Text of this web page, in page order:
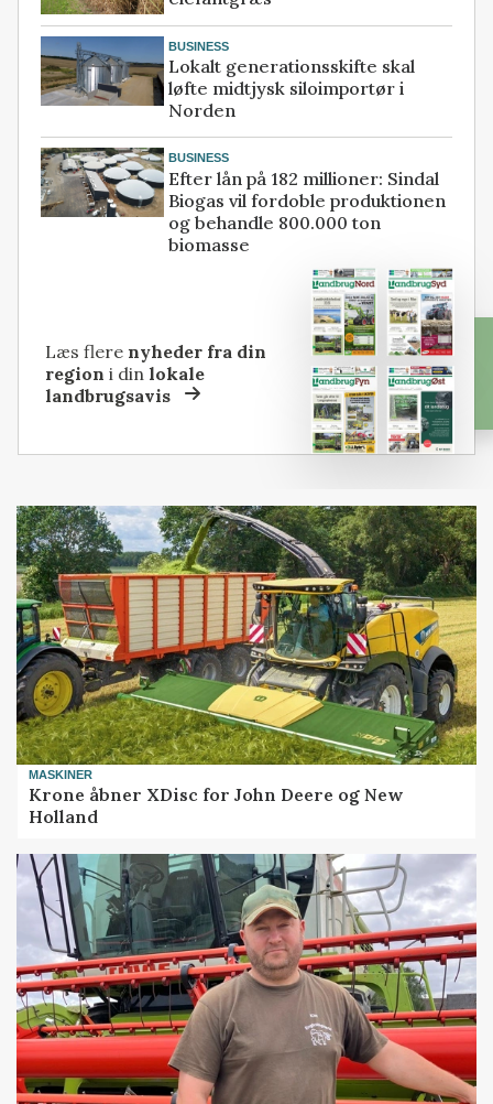
BUSINESS
Lokalt generationsskifte skal
løfte midtjysk siloimportør i
Norden
BUSINESS
Efter lån på 182 millioner: Sindal
Biogas vil fordoble produktionen
og behandle 800.000 ton
biomasse
Læs flere nyheder fra din
region i dinlokale
landbrugsavis
MASKINER
Krone åbner XDisc for John Deere og New
Holland